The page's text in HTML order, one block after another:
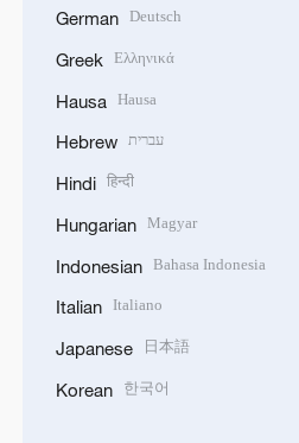
German Deutsch
Greek Ελληνικά
Hausa Hausa
Hebrew עברית
Hindi हिन्दी
Hungarian Magyar
Indonesian Bahasa Indonesia
Italian Italiano
Japanese 日本語
Korean 한국어